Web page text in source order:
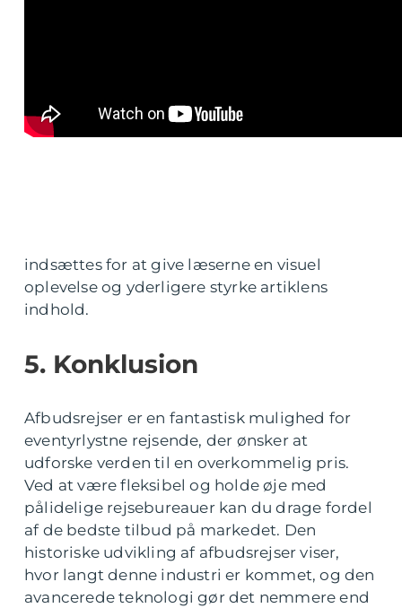
indsættes for at give læserne en visuel
oplevelse og yderligere styrke artiklens
indhold.
5. Konklusion
Afbudsrejser er en fantastisk mulighed for
eventyrlystne rejsende, der ønsker at
udforske verden til en overkommelig pris.
Ved at være fleksibel og holde øje med
pålidelige rejsebureauer kan du drage fordel
af de bedste tilbud på markedet. Den
historiske udvikling af afbudsrejser viser,
hvor langt denne industri er kommet, og den
avancerede teknologi gør det nemmere end